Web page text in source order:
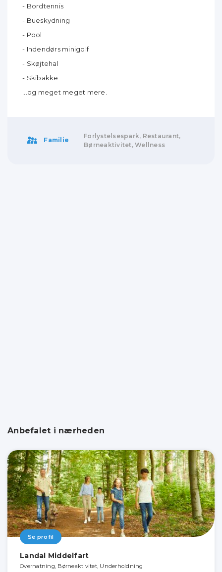
- Bordtennis
- Bueskydning
- Pool
- Indendørs minigolf
- Skøjtehal
- Skibakke
...og meget meget mere.
Familie
Forlystelsespark, Restaurant,
Børneaktivitet, Wellness
Anbefalet i nærheden
Se profil
Landal Middelfart
Overnatning, Børneaktivitet, Underholdning